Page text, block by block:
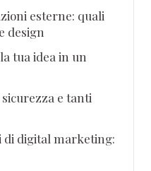
esterne: quali
design
tua idea in un
e tanti
di digital marketing: